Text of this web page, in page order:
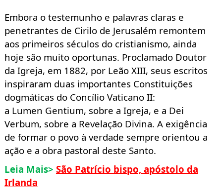
Embora o testemunho e palavras claras e
penetrantes de Cirilo de Jerusalém remontem
aos primeiros séculos do cristianismo, ainda
hoje são muito oportunas. Proclamado Doutor
da Igreja, em 1882, por Leão XIII, seus escritos
inspiraram duas importantes Constituições
dogmáticas do Concílio Vaticano II:
a Lumen Gentium, sobre a Igreja, e a Dei
Verbum, sobre a Revelação Divina. A exigência
de formar o povo à verdade sempre orientou a
ação e a obra pastoral deste Santo.
Leia Mais> São Patrício bispo, apóstolo da
Irlanda